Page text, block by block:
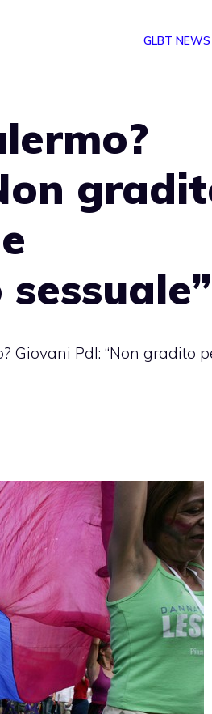
GLBT NEWS
Giovani Pdl: “Non gradito